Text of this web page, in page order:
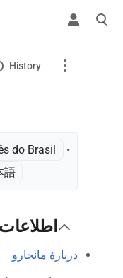
History
do Brasil
•
語
دربارهٔ مانجارو